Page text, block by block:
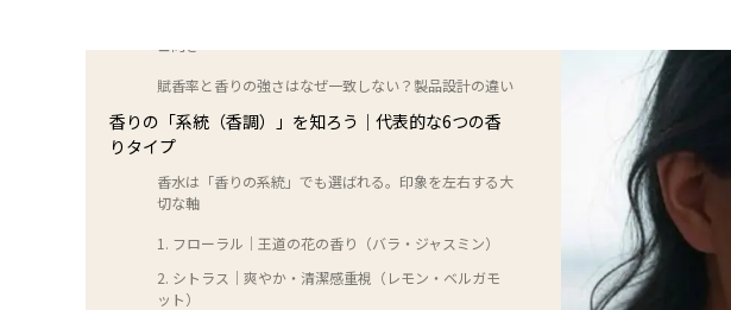
賦香率と香りの強さはなぜ一致しない？製品設計の違い
香りの「系統（香調）」を知ろう｜代表的な6つの香
りタイプ
香水は「香りの系統」でも選ばれる。印象を左右する大
切な軸
1. フローラル｜王道の花の香り（バラ・ジャスミン）
2. シトラス｜爽やか・清潔感重視（レモン・ベルガモ
ット）